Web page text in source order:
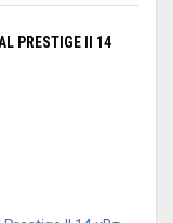
PRESTIGE II 14